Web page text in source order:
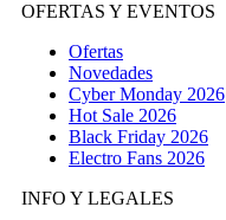
OFERTAS Y EVENTOS
Ofertas
Novedades
Cyber Monday 2026
Hot Sale 2026
Black Friday 2026
Electro Fans 2026
INFO Y LEGALES